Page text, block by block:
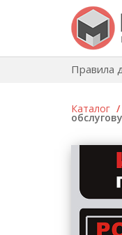
Правила
Каталог /